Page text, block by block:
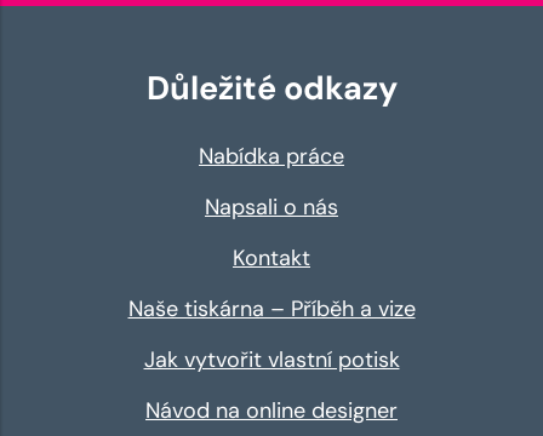
Důležité odkazy
Nabídka práce
Napsali o nás
Kontakt
Naše tiskárna – Příběh a vize
Jak vytvořit vlastní potisk
Návod na online designer